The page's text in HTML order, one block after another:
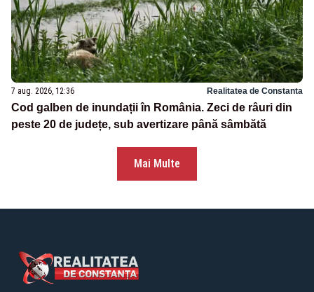
7 aug. 2026, 12:36 Realitatea de Constanta
Cod galben de inundații în România. Zeci de râuri din
peste 20 de județe, sub avertizare până sâmbătă
Mai Multe